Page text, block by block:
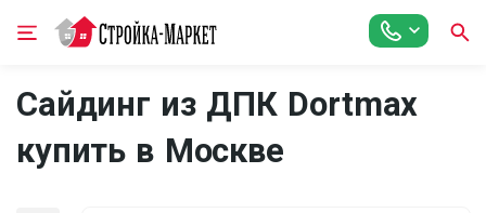
Сайдинг из ДПК Dortmax
купить в Москве